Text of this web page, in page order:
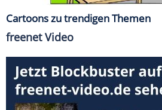
Cartoons zu trendigen Themen
freenet Video